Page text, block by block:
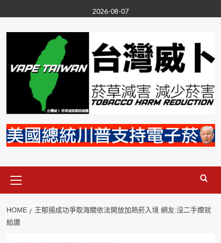
to
content
2026-08-07
Menu
HOME
王郁揚成功爭取海關依法開放加熱菸入境 網友:沒二手煙就
給讚